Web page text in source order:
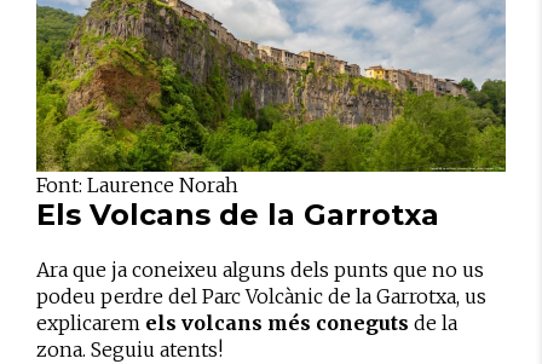
Font: Laurence Norah
Els Volcans de la Garrotxa
Ara que ja coneixeu alguns dels punts que no us
podeu perdre del Parc Volcànic de la Garrotxa, us
explicarem els volcans més coneguts de la
zona. Seguiu atents!